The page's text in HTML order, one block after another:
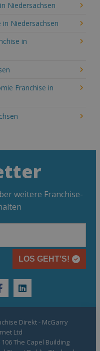
Niedersachsen
in Niedersachsen
in
Franchise in
weitere Franchise-
LOS GEHT’S!
linkedin
Direkt - McGarry
Ltd
106 The Capel Building